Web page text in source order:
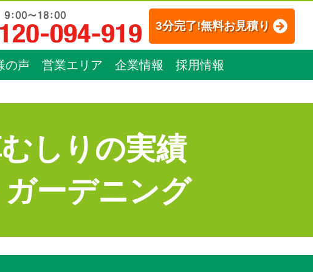
3分完了!無料お見積り
の声 営業エリア 企業情報 採用情報
しりの実績
ーデニング